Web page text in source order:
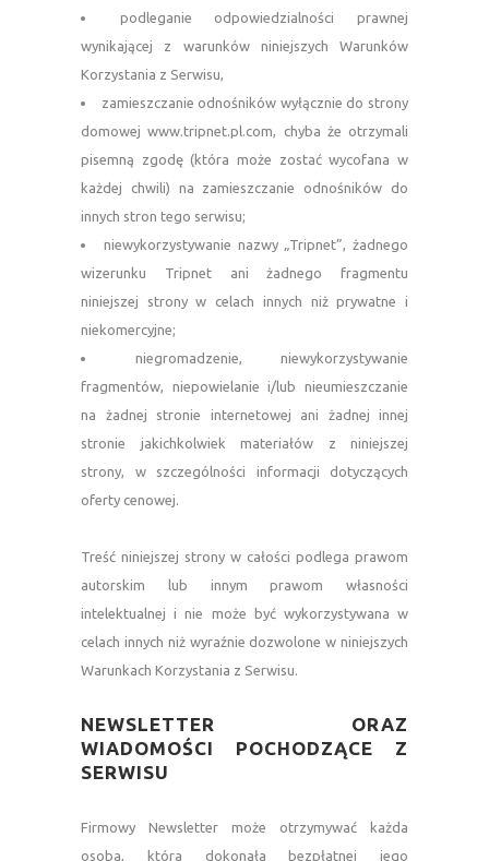
podleganie odpowiedzialności prawnej
wynikającej z warunków niniejszych Warunków
Korzystania z Serwisu,
zamieszczanie odnośników wyłącznie do strony
domowej www.tripnet.pl.com, chyba że otrzymali
pisemną zgodę (która może zostać wycofana w
każdej chwili) na zamieszczanie odnośników do
innych stron tego serwisu;
niewykorzystywanie nazwy „Tripnet”, żadnego
wizerunku Tripnet ani żadnego fragmentu
niniejszej strony w celach innych niż prywatne i
niekomercyjne;
niegromadzenie, niewykorzystywanie
fragmentów, niepowielanie i/lub nieumieszczanie
na żadnej stronie internetowej ani żadnej innej
stronie jakichkolwiek materiałów z niniejszej
strony, w szczególności informacji dotyczących
oferty cenowej.
Treść niniejszej strony w całości podlega prawom
autorskim lub innym prawom własności
intelektualnej i nie może być wykorzystywana w
celach innych niż wyraźnie dozwolone w niniejszych
Warunkach Korzystania z Serwisu.
NEWSLETTER ORAZ
WIADOMOŚCI POCHODZĄCE Z
SERWISU
Firmowy Newsletter może otrzymywać każda
osoba, która dokonała bezpłatnej jego